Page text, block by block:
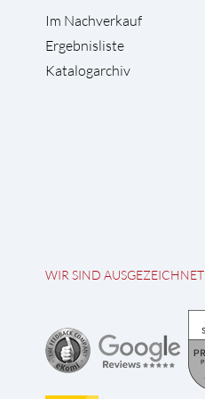
Im Nachverkauf
Ergebnisliste
Katalogarchiv
WIR SIND AUSGEZEICHNET